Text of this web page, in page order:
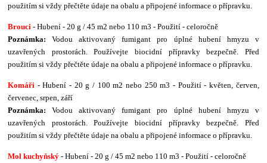
použitím si vždy přečtěte údaje na obalu a připojené informace o přípravku.
Brouci - Hubení - 20 g / 45 m2 nebo 110 m3 - Použití - celoročně
Poznámka: Vodou aktivovaný fumigant pro úplné hubení hmyzu v
uzavřených prostorách. Používejte biocidní přípravky bezpečně. Před
použitím si vždy přečtěte údaje na obalu a připojené informace o přípravku.
Komáři - Hubení - 20 g / 100 m2 nebo 250 m3 - Použití - květen, červen,
červenec, srpen, září
Poznámka: Vodou aktivovaný fumigant pro úplné hubení hmyzu v
uzavřených prostorách. Používejte biocidní přípravky bezpečně. Před
použitím si vždy přečtěte údaje na obalu a připojené informace o přípravku.
Mol kuchyňský - Hubení - 20 g / 45 m2 nebo 110 m3 - Použití - celoročně